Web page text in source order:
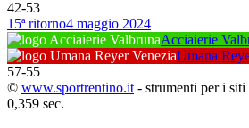
42-53
15ª ritorno4 maggio 2024
Acciaierie
Umana
57-55
© www.sportrentino.it - strumenti per i
0,359 sec.